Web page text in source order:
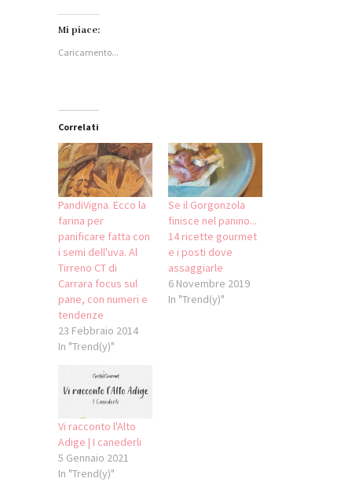
Facebook
apre
in
Mi piace:
Caricamento...
Correlati
PandiVigna. Ecco la
farina per
panificare fatta con
i semi dell'uva. Al
Tirreno CT di
Carrara focus sul
pane, con numeri e
tendenze
23 Febbraio 2014
In "Trend(y)"
Se il Gorgonzola
finisce nel panino...
14 ricette gourmet
e i posti dove
assaggiarle
6 Novembre 2019
In "Trend(y)"
Vi racconto l'Alto
Adige | I canederli
5 Gennaio 2021
In "Trend(y)"